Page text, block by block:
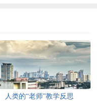
人类的“老师”教学反思